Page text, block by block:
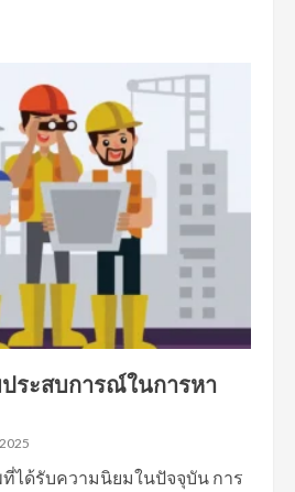
ประสบการณ์ในการหา
ได้รับความนิยมในปัจจุบัน การ